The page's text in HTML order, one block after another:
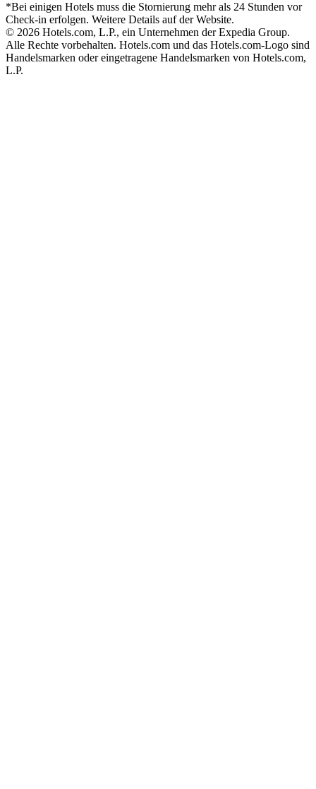
*Bei einigen Hotels muss die Stornierung mehr als 24 Stunden vor
Check-in erfolgen. Weitere Details auf der Website.
© 2026 Hotels.com, L.P., ein Unternehmen der Expedia Group.
Alle Rechte vorbehalten. Hotels.com und das Hotels.com-Logo sind
Handelsmarken oder eingetragene Handelsmarken von Hotels.com,
L.P.